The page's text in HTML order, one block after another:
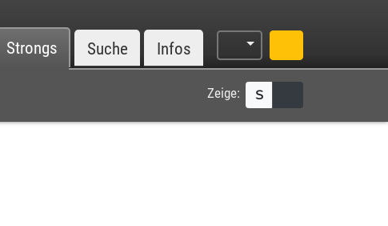
Strongs Suche Infos
Zeige: S